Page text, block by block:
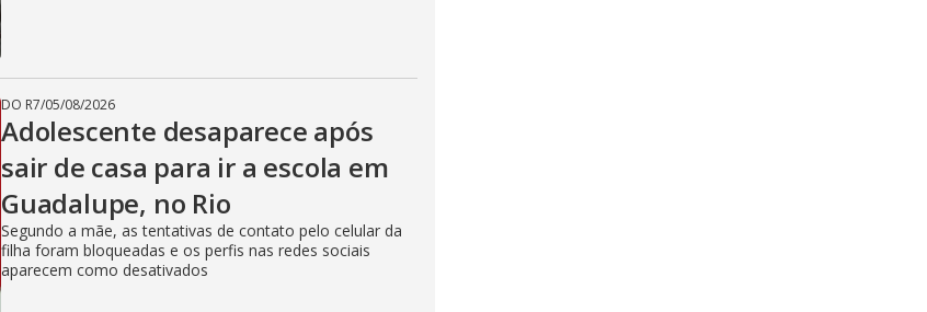
DO R7/05/08/2026
Adolescente desaparece após
sair de casa para ir a escola em
Guadalupe, no Rio
Segundo a mãe, as tentativas de contato pelo celular da
filha foram bloqueadas e os perfis nas redes sociais
aparecem como desativados